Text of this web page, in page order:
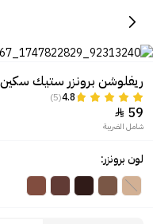
ريفلوشن برونزر ستيك
4.8
(5)
59

شامل الضريبة
لون برونزر: